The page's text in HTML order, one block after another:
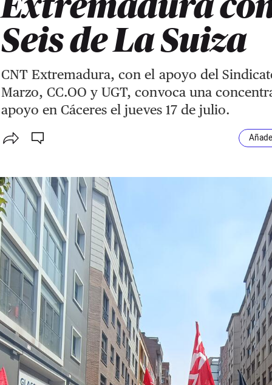
Extremadura
Seis de La Suiza
CNT Extremadura, con el apoyo del
Marzo, CC.OO y UGT, convoca una
apoyo en Cáceres el jueves 17 de julio.